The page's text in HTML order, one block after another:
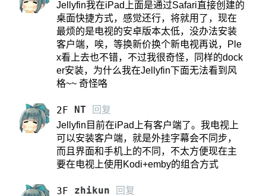
Jellyfin我在iPad上面是通过Safari直接创建的
桌面快捷方式，感觉还行，将就用了，现在
最烦的是电视的安卓版本太低，没办法安装
客户端，唉，等换新价换个新电视再说，Ple
x看上去也不错，不过我很奇怪，同样的dock
er安装，为什么我在Jellyfin下面无法看到风
格~~ 奇怪咯
2F NT 回复
Jellyfin目前在iPad上有客户端了。我电视上
可以安装客户端，就是外挂字幕会不同步，
而且界面和手机上的不同，不太方便现在主
要在电视上使用Kodi+emby的组合方式
3F zhikun 回复